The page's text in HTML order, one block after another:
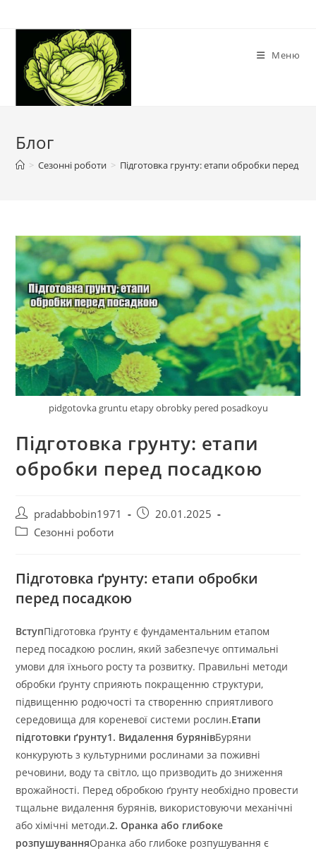
Меню
Блог
> Сезонні роботи > Підготовка грунту: етапи обробки перед
pidgotovka gruntu etapy obrobky pered posadkoyu
Підготовка грунту: етапи
обробки перед посадкою
Автор
запису:
pradabbobin1971
Запис20.01.2025
Категорія
Сезонні роботи
Підготовка ґрунту: етапи обробки
перед посадкою
ВступПідготовка ґрунту є фундаментальним етапом
перед посадкою рослин, який забезпечує оптимальні
умови для їхнього росту та розвитку. Правильні методи
обробки ґрунту сприяють покращенню структури,
підвищенню родючості та створенню сприятливого
середовища для кореневої системи рослин.Етапи
підготовки ґрунту1. Видалення бурянівБуряни
конкурують з культурними рослинами за поживні
речовини, воду та світло, що призводить до зниження
врожайності. Перед обробкою ґрунту необхідно провести
тщальне видалення бурянів, використовуючи механічні
або хімічні методи.2. Оранка або глибоке
розпушуванняОранка або глибоке розпушування є